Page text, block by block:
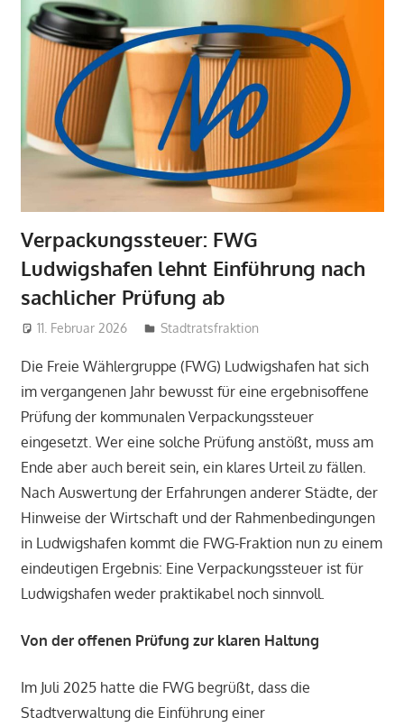
Verpackungssteuer: FWG
Ludwigshafen lehnt Einführung nach
sachlicher Prüfung ab
11. Februar 2026 admin
Stadtratsfraktion
Die Freie Wählergruppe (FWG) Ludwigshafen hat sich
im vergangenen Jahr bewusst für eine ergebnisoffene
Prüfung der kommunalen Verpackungssteuer
eingesetzt. Wer eine solche Prüfung anstößt, muss am
Ende aber auch bereit sein, ein klares Urteil zu fällen.
Nach Auswertung der Erfahrungen anderer Städte, der
Hinweise der Wirtschaft und der Rahmenbedingungen
in Ludwigshafen kommt die FWG-Fraktion nun zu einem
eindeutigen Ergebnis: Eine Verpackungssteuer ist für
Ludwigshafen weder praktikabel noch sinnvoll.
Von der offenen Prüfung zur klaren Haltung
Im Juli 2025 hatte die FWG begrüßt, dass die
Stadtverwaltung die Einführung einer